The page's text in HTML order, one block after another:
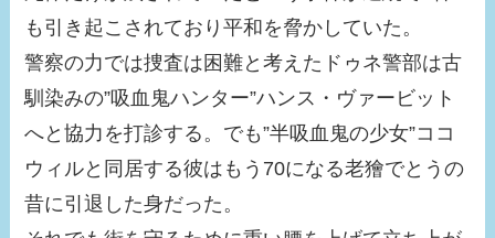
も引き起こされており平和を脅かしていた。
警察の力では捜査は困難と考えたドゥネ警部は古
馴染みの”吸血鬼ハンター”ハンス・ヴァービット
へと協力を打診する。でも”半吸血鬼の少女”ココ
ウィルと同居する彼はもう70になる老獪でとうの
昔に引退した身だった。